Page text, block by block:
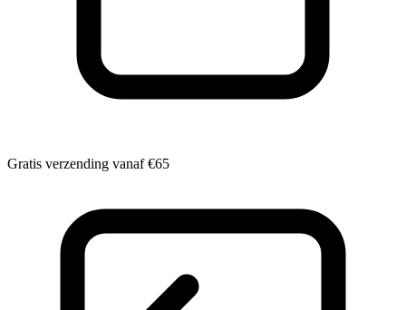
Gratis verzending vanaf€65